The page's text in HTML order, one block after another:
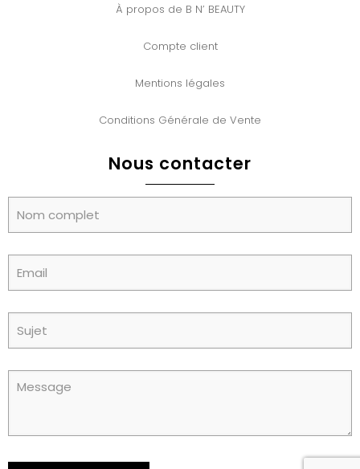
À propos de B N’ BEAUTY
Compte client
Mentions légales
Conditions Générale de Vente
Nous contacter